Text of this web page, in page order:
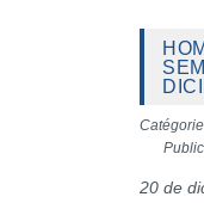
20 de